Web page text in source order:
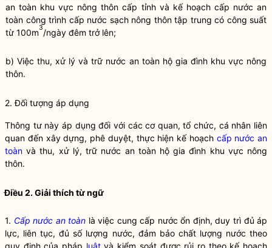
an toàn khu vực nông thôn cấp tỉnh và kế hoạch cấp nước an
toàn công trình cấp nước sạch nông thôn tập trung có công suất
từ 100m3/ngày đêm trở lên;
b) Việc thu, xử lý và trữ nước an toàn hộ gia đình khu vực nông
thôn.
2. Đối tượng áp dụng
Thông tư này áp dụng đối với các cơ quan, tổ chức, cá nhân liên
quan đến xây dựng, phê duyệt, thực hiện kế hoạch cấp nước an
toàn và thu, xử lý, trữ nước an toàn hộ gia đình khu vực nông
thôn.
Điều 2. Giải thích từ ngữ
1. Cấp nước an toàn là việc cung cấp nước ổn định, duy trì đủ áp
lực, liên tục, đủ số lượng nước, đảm bảo chất lượng nước theo
quy định của pháp luậtvà kiểm soát được rủi ro theo kế hoạch